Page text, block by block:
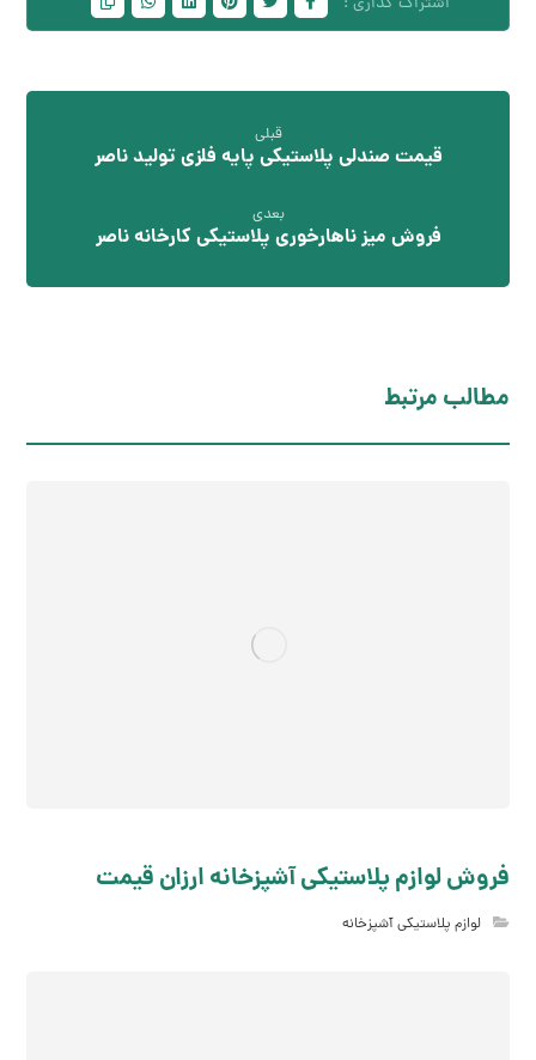
قبلی
قیمت صندلی پلاستیکی پایه فلزی تولید ناصر
بعدی
فروش میز ناهارخوری پلاستیکی کارخانه ناصر
مطالب مرتبط
فروش لوازم پلاستیکی آشپزخانه ارزان قیمت
لوازم پلاستیکی آشپزخانه